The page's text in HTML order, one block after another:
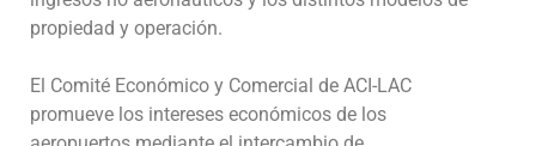
propiedad y operación.
El Comité Económico y Comercial de ACI-LAC
promueve los intereses económicos de los